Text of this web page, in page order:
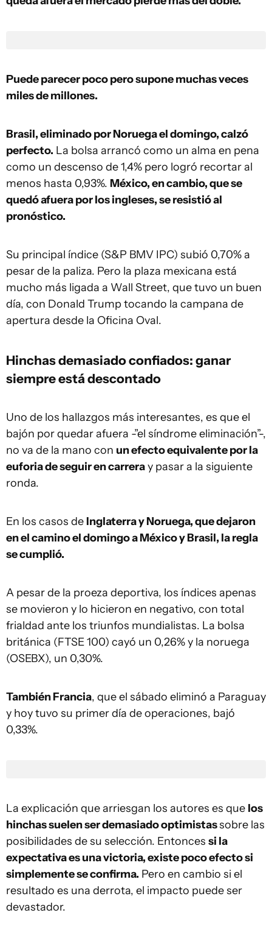
Puede parecer poco pero supone muchas veces
miles de millones.
Brasil, eliminado por Noruega el domingo, calzó
perfecto. La bolsa arrancó como un alma en pena
como un descenso de 1,4% pero logró recortar al
menos hasta 0,93%. México, en cambio, que se
quedó afuera por los ingleses, se resistió al
pronóstico.
Su principal índice (S&P BMV IPC) subió 0,70% a
pesar de la paliza. Pero la plaza mexicana está
mucho más ligada a Wall Street, que tuvo un buen
día, con Donald Trump tocando la campana de
apertura desde la Oficina Oval.
Hinchas demasiado confiados: ganar
siempre está descontado
Uno de los hallazgos más interesantes, es que el
bajón por quedar afuera -”el síndrome eliminación”-,
no va de la mano con un efecto equivalente por la
euforia de seguir en carreray pasar a la siguiente
ronda.
En los casos de Inglaterra y Noruega, que dejaron
en el camino el domingo a México y Brasil, la regla
se cumplió.
A pesar de la proeza deportiva, los índices apenas
se movieron y lo hicieron en negativo, con total
frialdad ante los triunfos mundialistas. La bolsa
británica (FTSE 100) cayó un 0,26% y la noruega
(OSEBX), un 0,30%.
También Francia, que el sábado eliminó a Paraguay
y hoy tuvo su primer día de operaciones, bajó
0,33%.
La explicación que arriesgan los autores es que los
hinchas suelen ser demasiado optimistassobre las
posibilidades de su selección. Entonces si la
expectativa es una victoria, existe poco efecto si
simplemente se confirma. Pero en cambio si el
resultado es una derrota, el impacto puede ser
devastador.